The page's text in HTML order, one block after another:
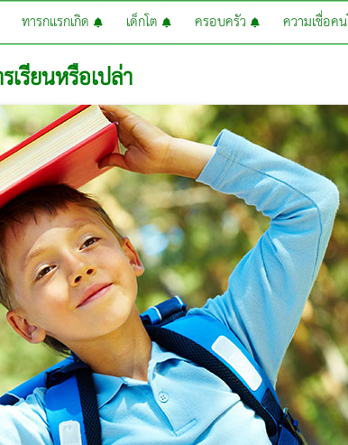
ทารกแรกเกิด เด็กโต ครอบครัว ความเชื่อค
เรียนหรือเปล่า